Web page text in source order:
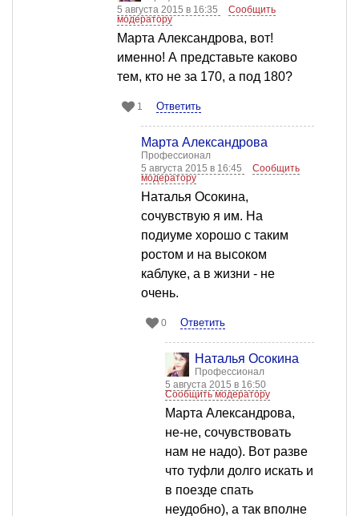
5 августа 2015 в 16:35
Сообщить
модератору
Марта Александрова, вот!
именно! А представьте каково
тем, кто не за 170, а под 180?
1 Ответить
Марта Александрова
Профессионал
5 августа 2015 в 16:45
Сообщить
модератору
Наталья Осокина,
сочувствую я им. На
подиуме хорошо с таким
ростом и на высоком
каблуке, а в жизни - не
очень.
0 Ответить
Наталья Осокина
Профессионал
5 августа 2015 в 16:50
Сообщить модератору
Марта Александрова,
не-не, сочувствовать
нам не надо). Вот разве
что туфли долго искать и
в поезде спать
неудобно), а так вполне